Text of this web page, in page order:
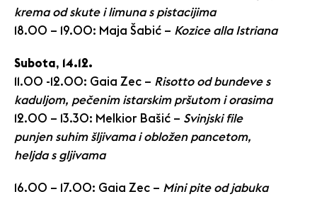
krema od skute i limuna s pistacijima
18.00 – 19.00: Maja Šabić – Kozice alla Istriana
Subota, 14.12.
11.00 -12.00: Gaia Zec – Risotto od bundeve s
kaduljom, pečenim istarskim pršutom i orasima
12.00 – 13.30: Melkior Bašić – Svinjski file
punjen suhim šljivama i obložen pancetom,
heljda s gljivama
16.00 – 17.00: Gaia Zec – Mini pite od jabuka